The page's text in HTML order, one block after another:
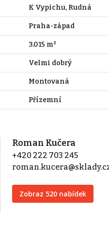
K Vypichu, Rudná
Praha-západ
3.015 m²
Velmi dobrý
Montovaná
Přízemní
Roman Kučera
+420 222 703 245
Zobraz 520 nabídek